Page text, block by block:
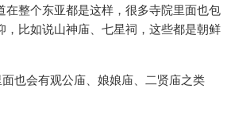
在整个东亚都是这样，很多寺院里面也包
，比如说山神庙、七星祠，这些都是朝鲜
也会有观公庙、娘娘庙、二贤庙之类